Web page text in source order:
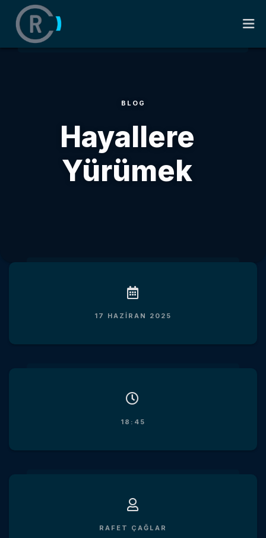
KITAPLAR
SÖZLER
BLOG
Hayallere
Yürümek
17 HAZIRAN 2025
18:45
RAFET ÇAĞLAR